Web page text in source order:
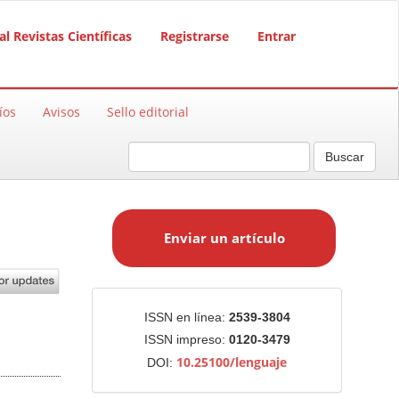
Revistas Científicas Registrarse Entrar
Avisos Sello editorial
Buscar
a
r
Enviar un artículo
ISSN en línea: 2539-3804
ISSN impreso: 0120-3479
DOI: 10.25100/lenguaje